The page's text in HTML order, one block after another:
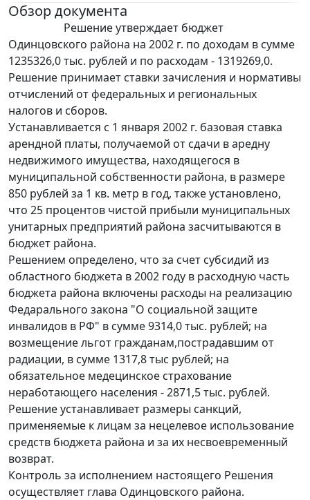
Обзор документа
Решение утверждает бюджет
Одинцовского района на 2002 г. по доходам в сумме
1235326,0 тыс. рублей и по расходам - 1319269,0.
Решение принимает ставки зачисления и нормативы
отчислений от федеральных и региональных
налогов и сборов.
Устанавливается с 1 января 2002 г. базовая ставка
арендной платы, получаемой от сдачи в аредну
недвижимого имущества, находящегося в
муниципальной собственности района, в размере
850 рублей за 1 кв. метр в год, также установлено,
что 25 процентов чистой прибыли муниципальных
унитарных предприятий района засчитываются в
бюджет района.
Решением определено, что за счет субсидий из
областного бюджета в 2002 году в расходную часть
бюджета района включены расходы на реализацию
Федарального закона "О социальной защите
инвалидов в РФ" в сумме 9314,0 тыс. рублей; на
возмещение льгот гражданам,пострадавшим от
радиации, в сумме 1317,8 тыс рублей; на
обязательное медецинское страхование
неработающего населения - 2871,5 тыс. рублей.
Решение устанавливает размеры санкций,
применяемые к лицам за нецелевое использование
средств бюджета района и за их несвоевременный
возврат.
Контроль за исполнением настоящего Решения
осуществляет глава Одинцовского района.